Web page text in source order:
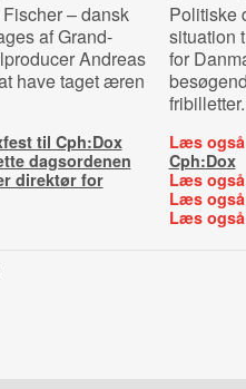
– dansk
af Grand-
Andreas
have taget æren
til Cph:Dox
dagsordenen
direktør for
Politiske
situation
for
fribilletter.
Læs
Cph:Dox
Læs
Læs
Læs